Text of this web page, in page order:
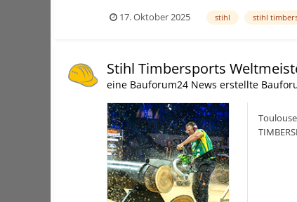
17. Oktober 2025
stihl stihl
Stihl Timbersports
eine Bauforum24 News erstellte